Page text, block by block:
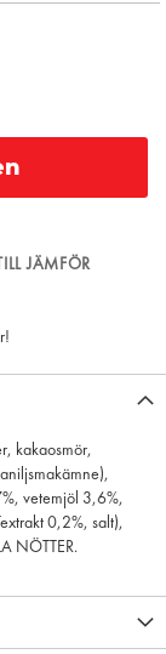
JÄMFÖR
kakaosmör,
vetemjöl 3,6%,
0,2%, salt),
NÖTTER.